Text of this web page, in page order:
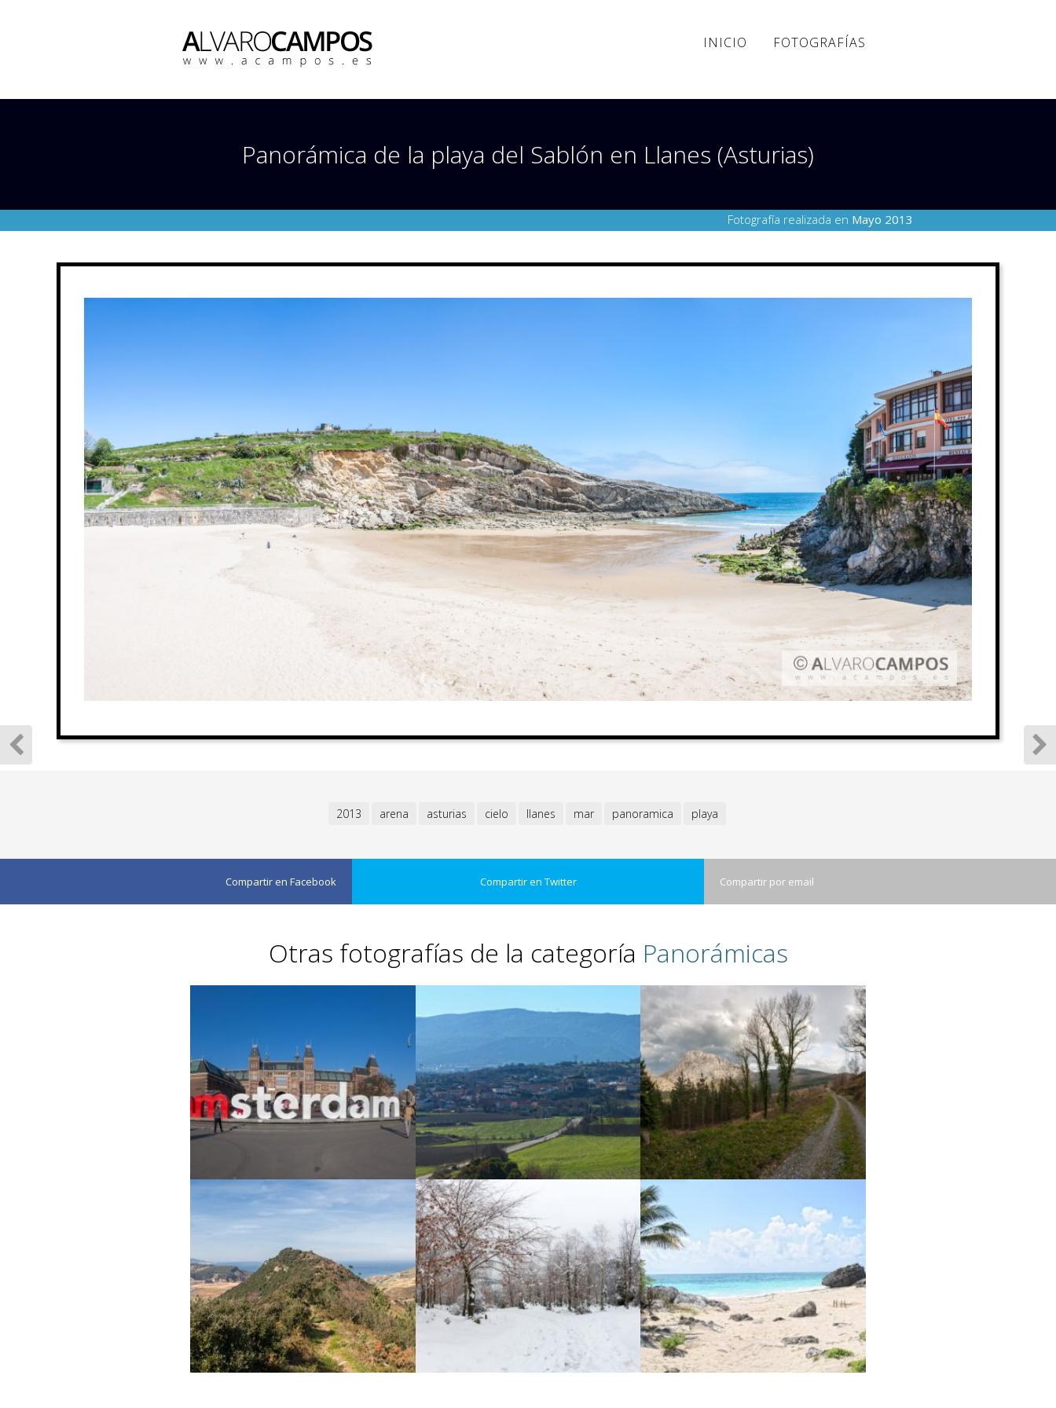
INICIO FOTOGRAFÍAS
Panorámica de la playa del Sablón en Llanes (Asturias)
Fotografía realizada en Mayo 2013
2013 arena asturias cielo llanes mar panoramica playa
Compartir en Facebook Compartir en Twitter Compartir por email
Otras fotografías de la categoría Panorámicas